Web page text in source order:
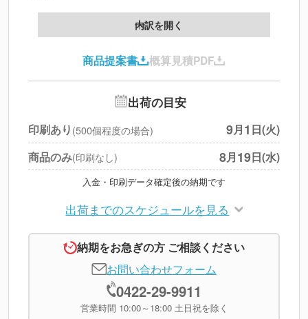
製版代
印刷代
北海道・沖縄・離島 別途
円
※上記小計は税別です
内訳を開く
商品提案書 概算見積PDF
出荷の目安
印刷あり (500個程度の場合) 9月1 日(火)
商品のみ(印刷なし) 8月19日(水)
入金・印刷データ確定後の納期です
出荷までのスケジュールを見る
納期をお急ぎの方 ご相談ください
お問い合わせフォーム
0422-29-9911
営業時間 10:00～18:00 土日祝を除く